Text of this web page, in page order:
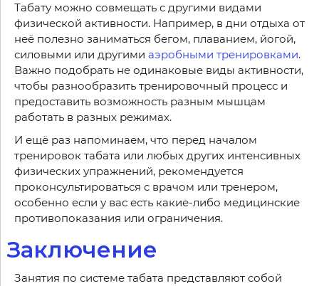
Табату можно совмещать с другими видами
физической активности. Например, в дни отдыха от
неё полезно заниматься бегом, плаванием, йогой,
силовыми или другими аэробными тренировками.
Важно подобрать не одинаковые виды активности,
чтобы разнообразить тренировочный процесс и
предоставить возможность разным мышцам
работать в разных режимах.
И ещё раз напоминаем, что перед началом
тренировок табата или любых других интенсивных
физических упражнений, рекомендуется
проконсультироваться с врачом или тренером,
особенно если у вас есть какие-либо медицинские
противопоказания или ограничения.
Заключение
Занятия по системе табата представляют собой